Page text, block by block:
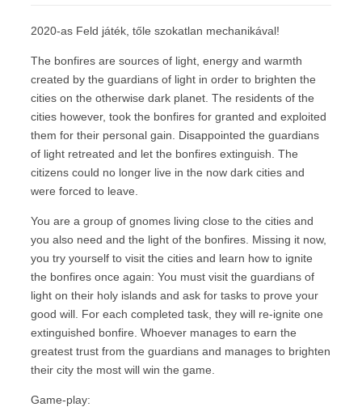
értékelés
alapján
2020-as Feld játék, tőle szokatlan mechanikával!
The bonfires are sources of light, energy and warmth
created by the guardians of light in order to brighten the
cities on the otherwise dark planet. The residents of the
cities however, took the bonfires for granted and exploited
them for their personal gain. Disappointed the guardians
of light retreated and let the bonfires extinguish. The
citizens could no longer live in the now dark cities and
were forced to leave.
You are a group of gnomes living close to the cities and
you also need and the light of the bonfires. Missing it now,
you try yourself to visit the cities and learn how to ignite
the bonfires once again: You must visit the guardians of
light on their holy islands and ask for tasks to prove your
good will. For each completed task, they will re-ignite one
extinguished bonfire. Whoever manages to earn the
greatest trust from the guardians and manages to brighten
their city the most will win the game.
Game-play: